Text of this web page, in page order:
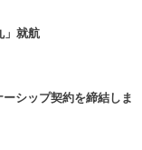
」就航
シップ契約を締結しま